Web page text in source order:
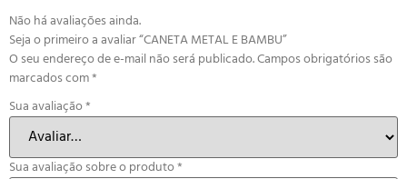
Não há avaliações ainda.
Seja o primeiro a avaliar “CANETA METAL E BAMBU”
O seu endereço de e-mail não será publicado.Campos obrigatórios são
marcados com*
Sua avaliação*
Sua avaliação sobre o produto*